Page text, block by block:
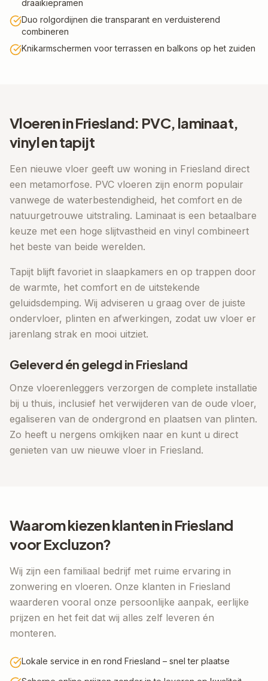
draaikiepramen
Duo rolgordijnen die transparant en verduisterend
combineren
Knikarmschermen voor terrassen en balkons op het zuiden
Vloeren inFriesland: PVC, laminaat,
vinyl en tapijt
Een nieuwe vloer geeft uw woning in Friesland direct
een metamorfose. PVC vloeren zijn enorm populair
vanwege de waterbestendigheid, het comfort en de
natuurgetrouwe uitstraling. Laminaat is een betaalbare
keuze met een hoge slijtvastheid en vinyl combineert
het beste van beide werelden.
Tapijt blijft favoriet in slaapkamers en op trappen door
de warmte, het comfort en de uitstekende
geluidsdemping. Wij adviseren u graag over de juiste
ondervloer, plinten en afwerkingen, zodat uw vloer er
jarenlang strak en mooi uitziet.
Geleverd én gelegd in Friesland
Onze vloerenleggers verzorgen de complete installatie
bij u thuis, inclusief het verwijderen van de oude vloer,
egaliseren van de ondergrond en plaatsen van plinten.
Zo heeft u nergens omkijken naar en kunt u direct
genieten van uw nieuwe vloer in Friesland.
Waarom kiezen klanten inFriesland
voor Excluzon?
Wij zijn een familiaal bedrijf met ruime ervaring in
zonwering en vloeren. Onze klanten in Friesland
waarderen vooral onze persoonlijke aanpak, eerlijke
prijzen en het feit dat wij alles zelf leveren én
monteren.
Lokale service in en rond Friesland – snel ter plaatse